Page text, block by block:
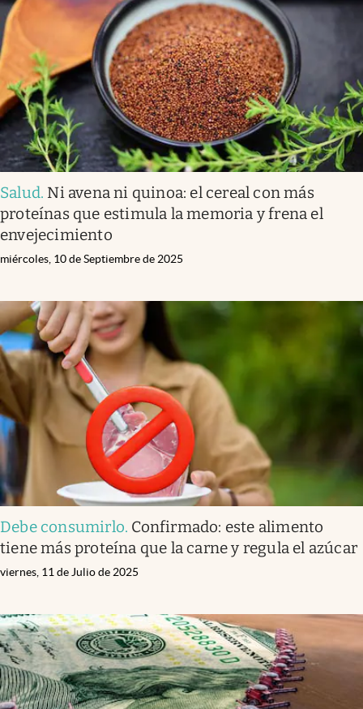
Infotechnology
Clima
Mundial 2026
Eventos Corporativos
El Cronista Studio
Mediakit
abre en nueva pestaña
Argentina
Salud. Ni avena ni quinoa: el cereal con más
proteínas que estimula la memoria y frena el
envejecimiento
miércoles, 10 de Septiembre de 2025
Debe consumirlo. Confirmado: este alimento
tiene más proteína que la carne y regula el azúcar
viernes, 11 de Julio de 2025